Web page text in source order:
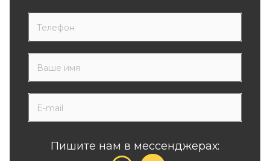
Пишите нам в мессенджерах: